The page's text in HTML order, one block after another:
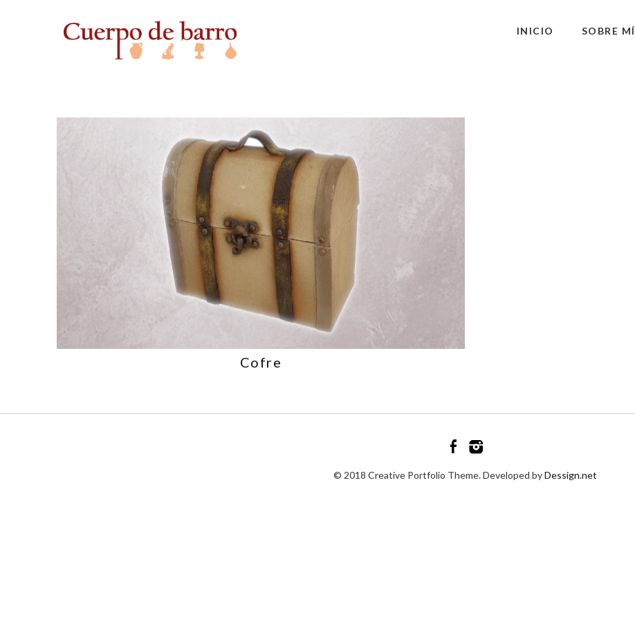
INICIO SOBRE MÍ
Cofre
© 2018 Creative Portfolio Theme. Developed byDessign.net